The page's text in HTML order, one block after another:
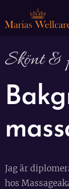
Skönt &
Jag är
hos